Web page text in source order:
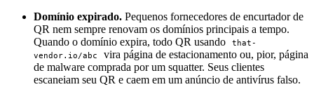
Domínio expirado. Pequenos fornecedores de encurtador de
QR nem sempre renovam os domínios principais a tempo.
Quando o domínio expira, todo QR usando
that-
vendor.io/abc
vira página de estacionamento ou, pior, página
de malware comprada por um squatter. Seus clientes
escaneiam seu QR e caem em um anúncio de antivírus falso.